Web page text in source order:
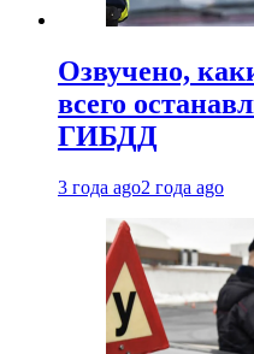
Озвучено,
всего
ГИБДД
3 года ago2 года ago